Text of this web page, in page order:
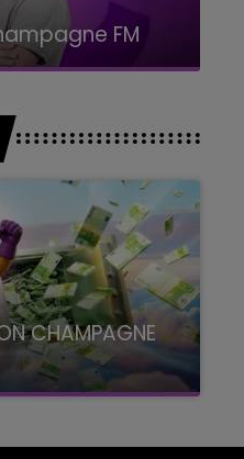
FM
CHAMPAGNE
FM, à 8H10